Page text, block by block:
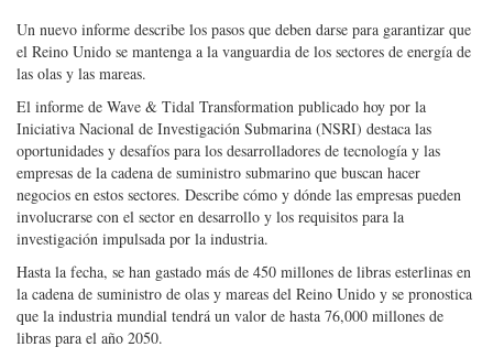
Un nuevo informe describe los pasos que deben darse para garantizar que
el Reino Unido se mantenga a la vanguardia de los sectores de energía de
las olas y las mareas.
El informe de Wave & Tidal Transformation publicado hoy por la
Iniciativa Nacional de Investigación Submarina (NSRI) destaca las
oportunidades y desafíos para los desarrolladores de tecnología y las
empresas de la cadena de suministro submarino que buscan hacer
negocios en estos sectores. Describe cómo y dónde las empresas pueden
involucrarse con el sector en desarrollo y los requisitos para la
investigación impulsada por la industria.
Hasta la fecha, se han gastado más de 450 millones de libras esterlinas en
la cadena de suministro de olas y mareas del Reino Unido y se pronostica
que la industria mundial tendrá un valor de hasta 76,000 millones de
libras para el año 2050.